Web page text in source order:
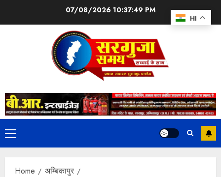
07/08/2026 10:37:50 PM
Home
अम्बिकापुर
HI